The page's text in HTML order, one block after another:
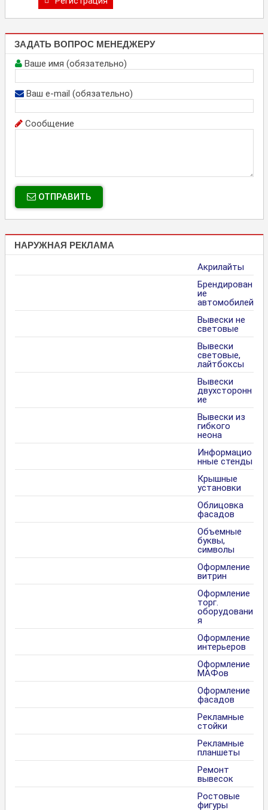
ЗАДАТЬ ВОПРОС МЕНЕДЖЕРУ
Ваше имя (обязательно)
Ваш e-mail (обязательно)
Сообщение
ОТПРАВИТЬ
НАРУЖНАЯ РЕКЛАМА
Акрилайты
Брендирован
ие
автомобилей
Вывески не
световые
Вывески
световые,
лайтбоксы
Вывески
двухсторонн
ие
Вывески из
гибкого
неона
Информацио
нные стенды
Крышные
установки
Облицовка
фасадов
Объемные
буквы,
символы
Оформление
витрин
Оформление
торг.
оборудовани
я
Оформление
интерьеров
Оформление
МАФов
Оформление
фасадов
Рекламные
стойки
Рекламные
планшеты
Ремонт
вывесок
Ростовые
фигуры